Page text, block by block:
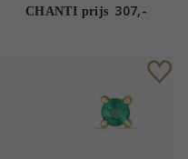
CHANTI prijs 307,-